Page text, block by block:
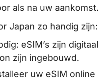
als na uw aankomst.
Japan zo handig zijn:
eSIM’s zijn digitaal
zijn ingebouwd.
uw eSIM online